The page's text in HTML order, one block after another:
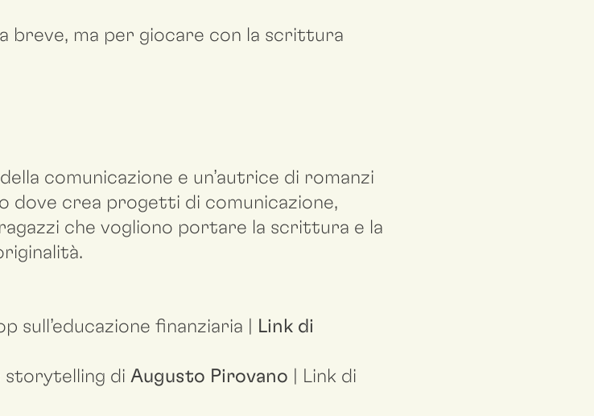
breve, ma per giocare con la scrittura
comunicazione e un’autrice di romanzi
dove crea progetti di comunicazione,
che vogliono portare la scrittura e la
sull’educazione finanziaria |
Link di
storytelling diAugusto Pirovano | Link di